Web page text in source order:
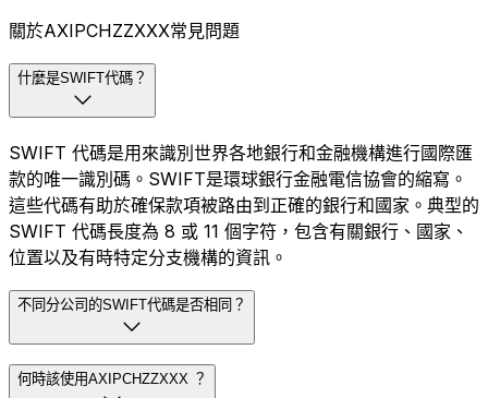
關於AXIPCHZZXXX常見問題
什麼是SWIFT代碼？
SWIFT 代碼是用來識別世界各地銀行和金融機構進行國際匯
款的唯一識別碼。SWIFT是環球銀行金融電信協會的縮寫。
這些代碼有助於確保款項被路由到正確的銀行和國家。典型的
SWIFT 代碼長度為 8 或 11 個字符，包含有關銀行、國家、
位置以及有時特定分支機構的資訊。
不同分公司的SWIFT代碼是否相同？
何時該使用AXIPCHZZXXX ？